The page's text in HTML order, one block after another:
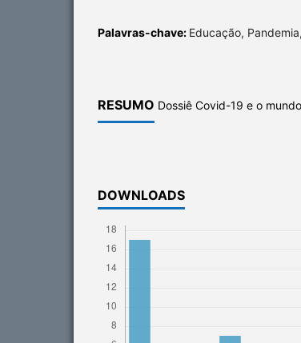
Palavras-chave: Educação,
RESUMO Dossiê Covid-19 e o
DOWNLOADS